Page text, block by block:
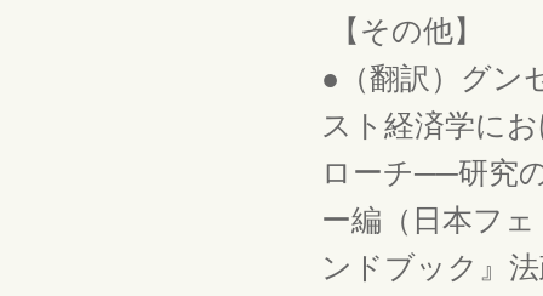
【その他】
●（翻訳）グン
スト経済学に
ローチ──研究
ー編（日本フ
ンドブック』